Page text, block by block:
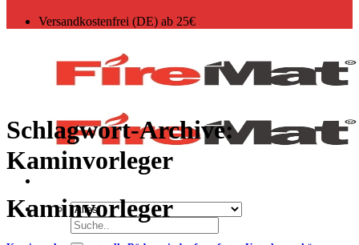
Versandkostenfrei (DE) ab 25€
Suchen
nach:
Schlagwort-Archive:
Kaminvorleger
Kaminvorleger